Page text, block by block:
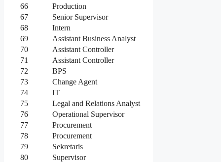
66
Production
67
Senior Supervisor
68
Intern
69
Assistant Business Analyst
70
Assistant Controller
71
Assistant Controller
72
BPS
73
Change Agent
74
IT
75
Legal and Relations Analyst
76
Operational Supervisor
77
Procurement
78
Procurement
79
Sekretaris
80
Supervisor